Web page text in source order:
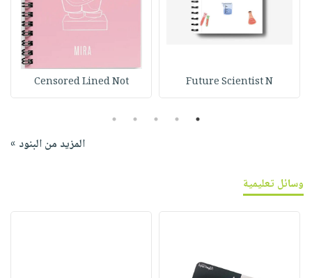
Future Scientist N
Censored Lined Not
1
2
3
4
5
المزيد من البنود »
وسائل تعليمية